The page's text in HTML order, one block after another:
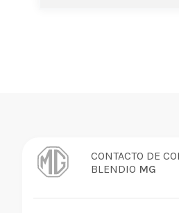
CONTACTO DE
BLENDIO MG